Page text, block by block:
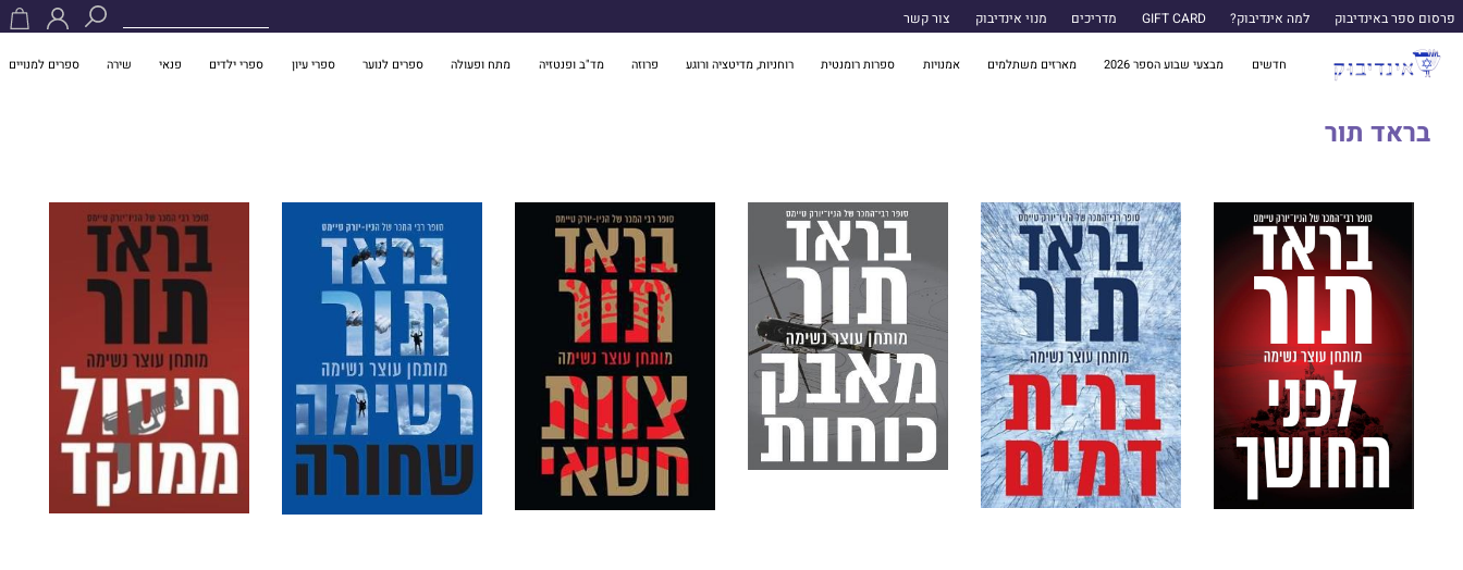
פרסום ספר באינדיבוק למה אינדיבוק? GIFT CARD מדריכים מנוי אינדיבוק צור קשר
חדשים מבצעי שבוע הספר 2026 מארזים משתלמים אמנויות ספרות רומנטית רוחניות, מדיטציה ורוגע פרוזה מד"ב ופנטזיה מתח ופעולה ספרים לנוער ספרי עיון ספרי ילדים פנאי שירה ספרים למנויים
בראד תור